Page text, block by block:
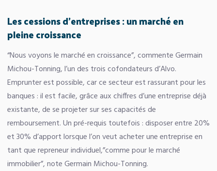
Les cessions d’entreprises : un marché en
pleine croissance
“Nous voyons le marché en croissance”, commente Germain
Michou-Tonning, l’un des trois cofondateurs d’Alvo.
Emprunter est possible, car ce secteur est rassurant pour les
banques : il est facile, grâce aux chiffres d’une entreprise déjà
existante, de se projeter sur ses capacités de
remboursement. Un pré-requis toutefois : disposer entre 20%
et 30% d’apport lorsque l’on veut acheter une entreprise en
tant que repreneur individuel,”comme pour le marché
immobilier”, note Germain Michou-Tonning.